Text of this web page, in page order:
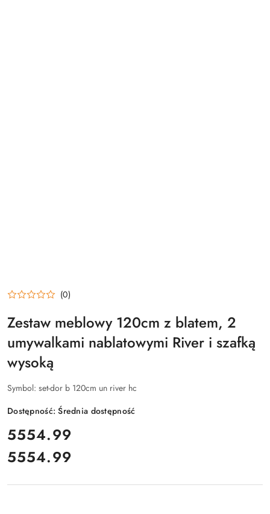
(0)
Zestaw meblowy 120cm z blatem, 2
umywalkami nablatowymi River i szafką
wysoką
Symbol: set-dor b 120cm un river hc
Dostępność:Średnia dostępność
cena:
5554.99
Cena:
5554.99